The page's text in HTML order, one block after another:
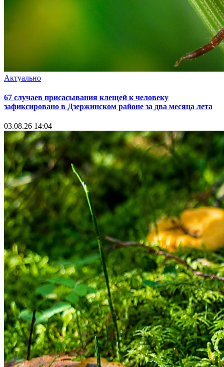
Актуально
67 случаев присасывания клещей к человеку
зафиксировано в Дзержинском районе за два месяца лета
03.08.26 14:04